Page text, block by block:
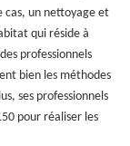
cas, un nettoyage et
qui réside à
professionnels
bien les méthodes
ses professionnels
pour réaliser les